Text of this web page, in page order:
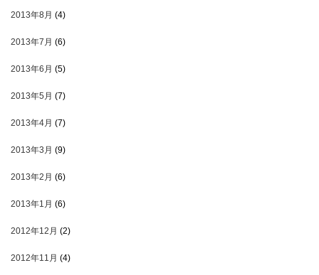
2013年8月 (4)
2013年7月 (6)
2013年6月 (5)
2013年5月 (7)
2013年4月 (7)
2013年3月 (9)
2013年2月 (6)
2013年1月 (6)
2012年12月 (2)
2012年11月 (4)